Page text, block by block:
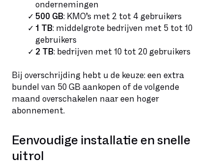
ondernemingen
500 GB: KMO’s met 2 tot 4 gebruikers
1 TB: middelgrote bedrijven met 5 tot 10
gebruikers
2 TB: bedrijven met 10 tot 20 gebruikers
Bij overschrijding hebt u de keuze: een extra
bundel van 50 GB aankopen of de volgende
maand overschakelen naar een hoger
abonnement.
Eenvoudige installatie en snelle
uitrol